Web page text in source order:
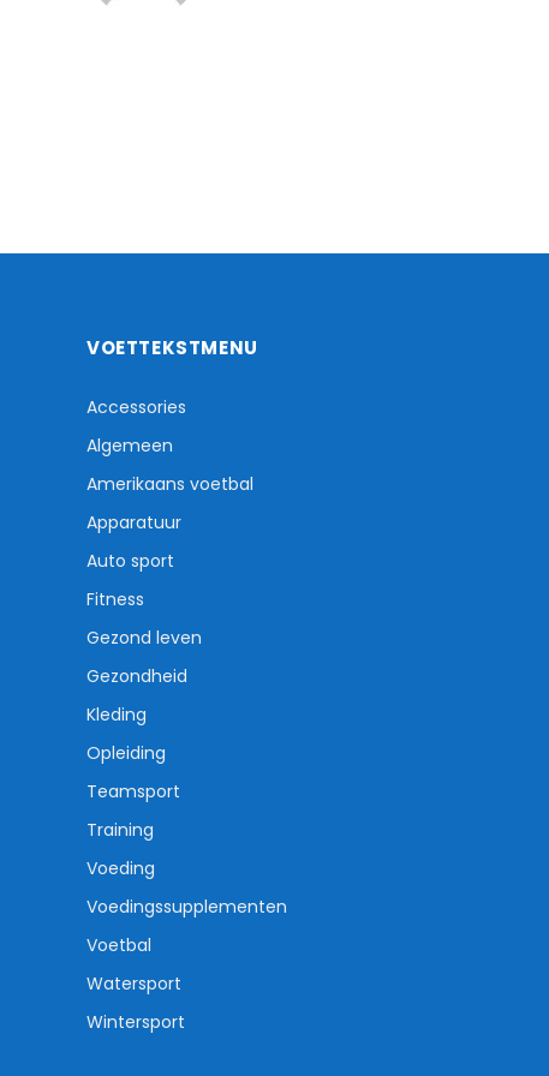
VOETTEKSTMENU
Accessories
Algemeen
Amerikaans voetbal
Apparatuur
Auto sport
Fitness
Gezond leven
Gezondheid
Kleding
Opleiding
Teamsport
Training
Voeding
Voedingssupplementen
Voetbal
Watersport
Wintersport